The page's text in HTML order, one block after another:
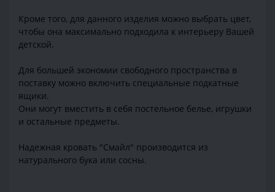
Кроме того, для данного изделия можно выбрать цвет,
чтобы она максимально подходила к интерьеру Вашей
детской.
Для большей экономии свободного пространства в
поставку можно включить специальные подкатные
ящики.
Они могут вместить в себя постельное белье, игрушки
и остальные предметы.
Надежная кровать "Смайл" производится из
натурального бука или сосны.